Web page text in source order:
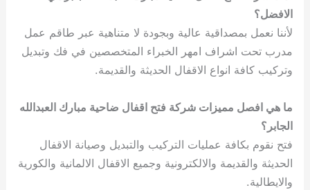
الافضل؟
لأننا نعمل بمصداقية عالية وبجودة لا متناهية عبر طاقم عمل
مدرب تحت اشراف امهر الخبراء المتخصصين في فك وتبديل
وتركيب كافة انواع الاقفال الحديثة والقديمة.
ما هي افصل مميزات شركة فتح اقفال ضاحية مبارك العبدالله
الجابر؟
فتح نقوم بكافة عمليات التركيب والتبديل وصيانة الاقفال
الحديثة والقديمة والالكترونية وجميع الاقفال الالمانية والكورية
والايطالية.